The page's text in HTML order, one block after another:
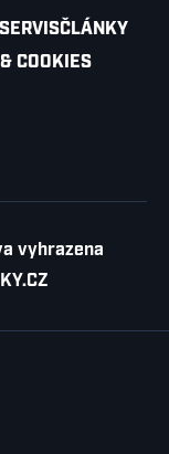
ČLÁNKY
COOKIES
vyhrazena